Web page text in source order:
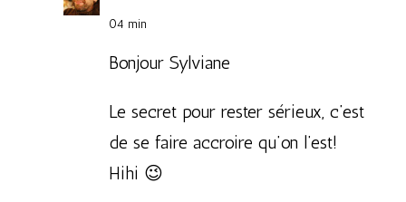
04 min
Bonjour Sylviane
Le secret pour rester sérieux, c’est
de se faire accroire qu’on l’est!
Hihi 😉